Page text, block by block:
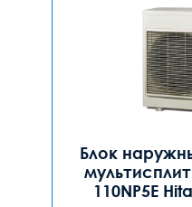
Блок
110NP5E